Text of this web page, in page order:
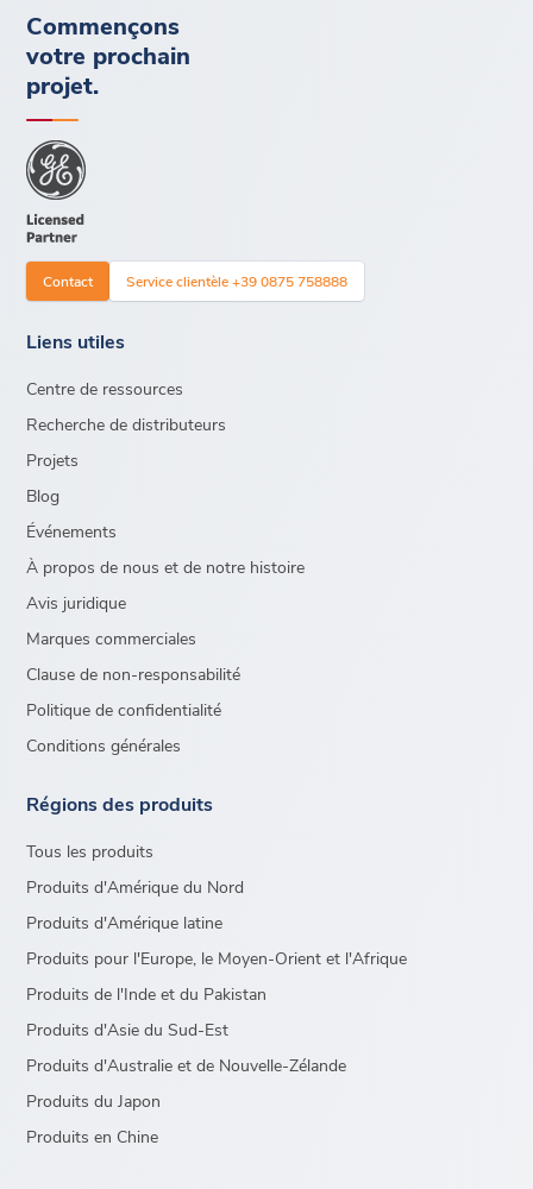
Commençons
votre prochain
projet.
Contact Service clientèle +39 0875 758888
Liens utiles
Centre de ressources
Recherche de distributeurs
Projets
Blog
Événements
À propos de nous et de notre histoire
Avis juridique
Marques commerciales
Clause de non-responsabilité
Politique de confidentialité
Conditions générales
Régions des produits
Tous les produits
Produits d'Amérique du Nord
Produits d'Amérique latine
Produits pour l'Europe, le Moyen-Orient et l'Afrique
Produits de l'Inde et du Pakistan
Produits d'Asie du Sud-Est
Produits d'Australie et de Nouvelle-Zélande
Produits du Japon
Produits en Chine